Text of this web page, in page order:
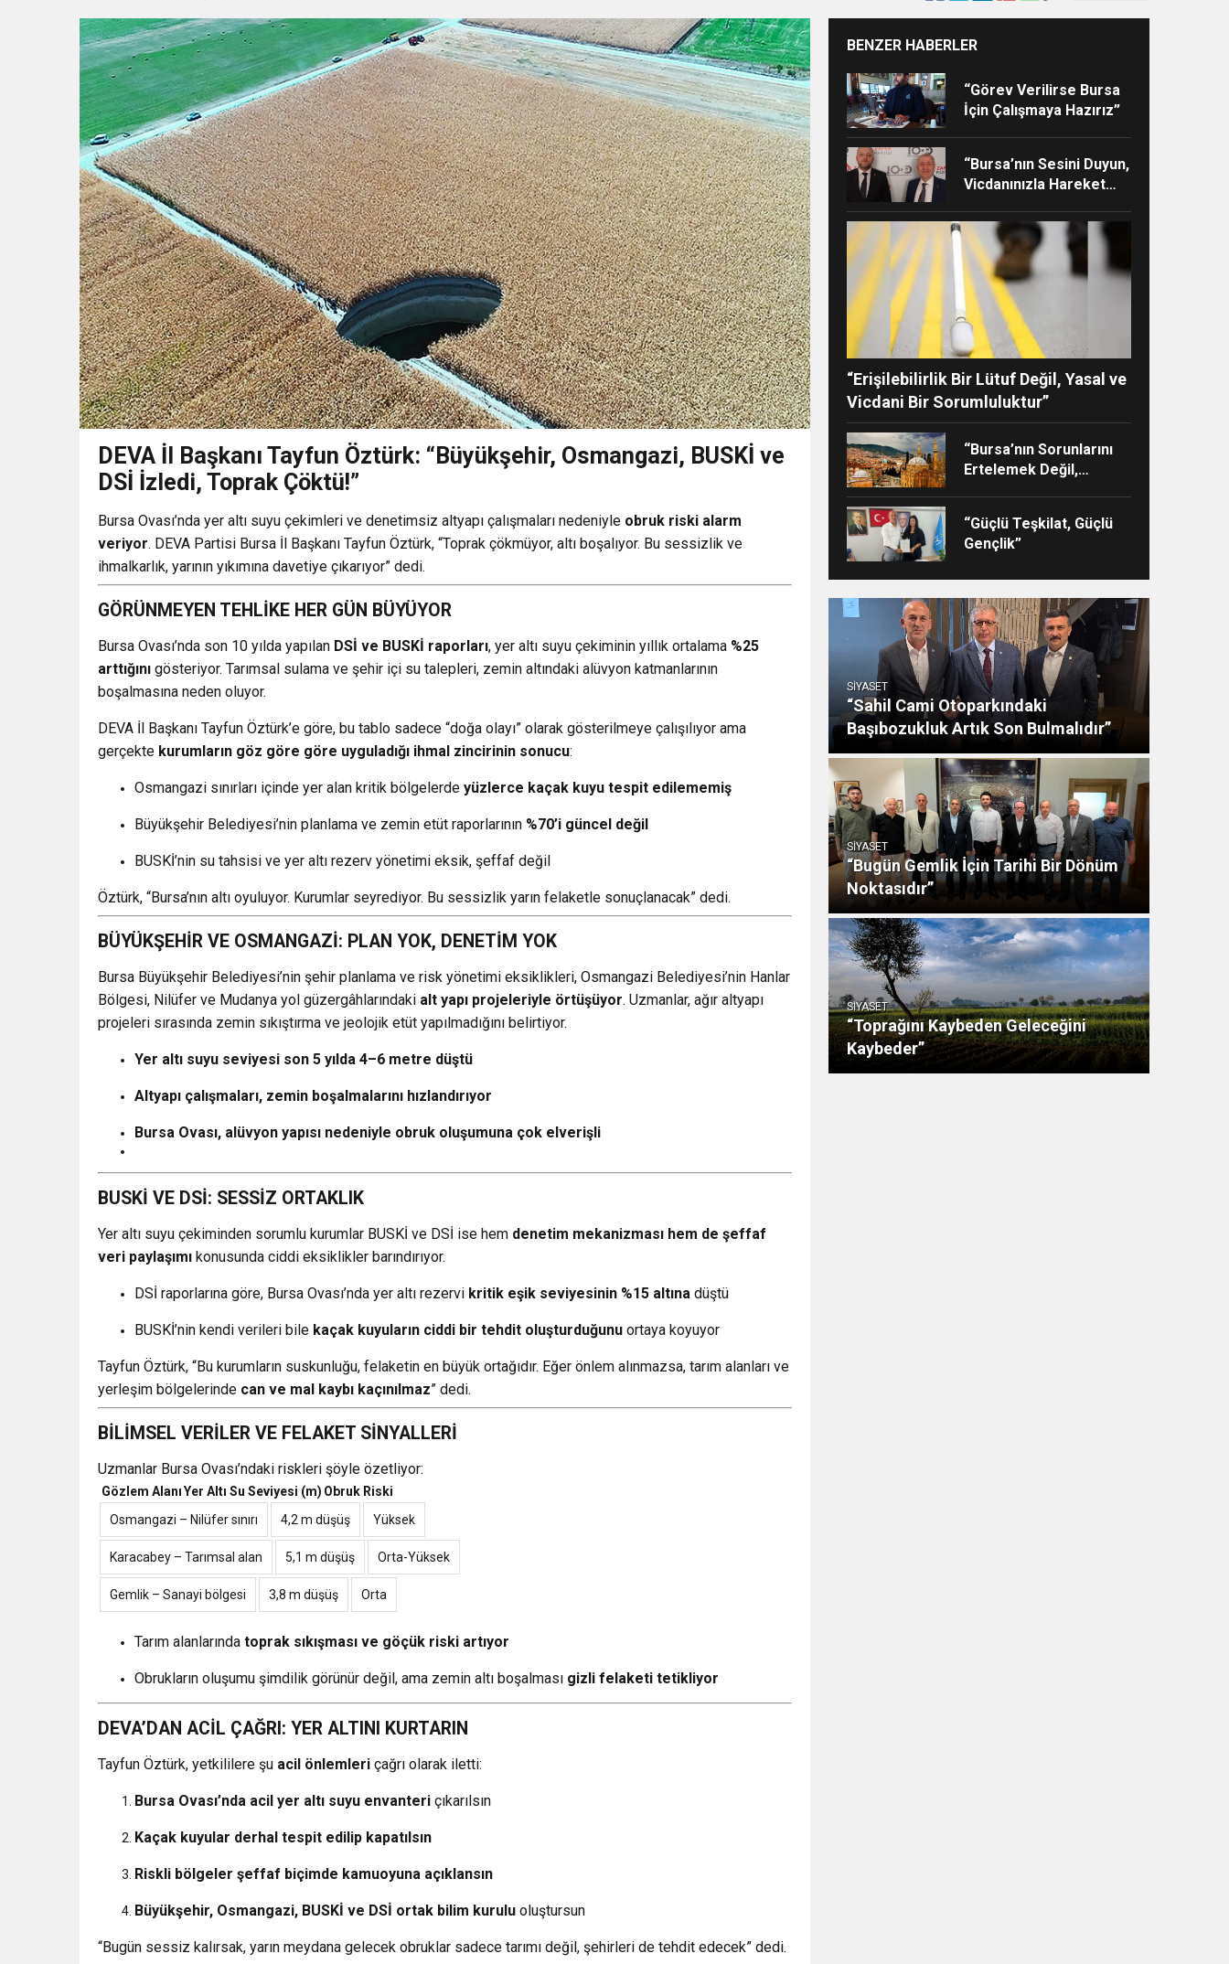
15:56 BAŞKAN VEKİLİ BİBA: “ŞEHİR HASTANESİ OTOPARKI BU AY HİZMETE AÇILACAK”
15:22 Başkan Şadi Özdemir, Esentepeliler’i dinledi
15:18 İzmir Büyükşehir Belediyesi’nden Zübeyde Hanım Stadı açıklaması: Süreç emin adımlarla ilerliyor
15:13 Osmangazi’de Kaldırımlar İşgalden Temizlendi
0:37 SATRANÇTA BURSA BÜYÜKŞEHİR FARKI
16:33 İLKLERİN FESTİVALİNDE ÇOCUKLAR DA ŞEN ŞAKRAK
DEVA İl Başkanı Tayfun Öztürk: “Büyükşehir, Osmangazi, BUSKİ ve
DSİ İzledi, Toprak Çöktü!”
Bursa Ovası’nda yer altı suyu çekimleri ve denetimsiz altyapı çalışmaları nedeniyle obruk riski alarm
veriyor. DEVA Partisi Bursa İl Başkanı Tayfun Öztürk, “Toprak çökmüyor, altı boşalıyor. Bu sessizlik ve
ihmalkarlık, yarının yıkımına davetiye çıkarıyor” dedi.
GÖRÜNMEYEN TEHLİKE HER GÜN BÜYÜYOR
Bursa Ovası’nda son 10 yılda yapılan DSİ ve BUSKİ raporları, yer altı suyu çekiminin yıllık ortalama %25
arttığını gösteriyor. Tarımsal sulama ve şehir içi su talepleri, zemin altındaki alüvyon katmanlarının
boşalmasına neden oluyor.
DEVA İl Başkanı Tayfun Öztürk’e göre, bu tablo sadece “doğa olayı” olarak gösterilmeye çalışılıyor ama
gerçekte kurumların göz göre göre uyguladığı ihmal zincirinin sonucu:
Osmangazi sınırları içinde yer alan kritik bölgelerde yüzlerce kaçak kuyu tespit edilememiş
Büyükşehir Belediyesi’nin planlama ve zemin etüt raporlarının %70’i güncel değil
BUSKİ’nin su tahsisi ve yer altı rezerv yönetimi eksik, şeffaf değil
Öztürk, “Bursa’nın altı oyuluyor. Kurumlar seyrediyor. Bu sessizlik yarın felaketle sonuçlanacak” dedi.
BÜYÜKŞEHİR VE OSMANGAZİ: PLAN YOK, DENETİM YOK
Bursa Büyükşehir Belediyesi’nin şehir planlama ve risk yönetimi eksiklikleri, Osmangazi Belediyesi’nin Hanlar
Bölgesi, Nilüfer ve Mudanya yol güzergâhlarındaki alt yapı projeleriyle örtüşüyor. Uzmanlar, ağır altyapı
projeleri sırasında zemin sıkıştırma ve jeolojik etüt yapılmadığını belirtiyor.
Yer altı suyu seviyesi son 5 yılda 4–6 metre düştü
Altyapı çalışmaları, zemin boşalmalarını hızlandırıyor
Bursa Ovası, alüvyon yapısı nedeniyle obruk oluşumuna çok elverişli
BUSKİ VE DSİ: SESSİZ ORTAKLIK
Yer altı suyu çekiminden sorumlu kurumlar BUSKİ ve DSİ ise hem denetim mekanizması hem de şeffaf
veri paylaşımı konusunda ciddi eksiklikler barındırıyor.
DSİ raporlarına göre, Bursa Ovası’nda yer altı rezervi kritik eşik seviyesinin %15 altına düştü
BUSKİ’nin kendi verileri bile kaçak kuyuların ciddi bir tehdit oluşturduğunu ortaya koyuyor
Tayfun Öztürk, “Bu kurumların suskunluğu, felaketin en büyük ortağıdır. Eğer önlem alınmazsa, tarım alanları ve
yerleşim bölgelerinde can ve mal kaybı kaçınılmaz” dedi.
BİLİMSEL VERİLER VE FELAKET SİNYALLERİ
Uzmanlar Bursa Ovası’ndaki riskleri şöyle özetliyor:
Gözlem AlanıYer Altı Su Seviyesi (m) Obruk Riski
Osmangazi – Nilüfer sınırı
4,2 m düşüş Yüksek
Karacabey – Tarımsal alan 5,1 m düşüş Orta-Yüksek
Gemlik – Sanayi bölgesi 3,8 m düşüş Orta
Tarım alanlarında toprak sıkışması ve göçük riski artıyor
Obrukların oluşumu şimdilik görünür değil, ama zemin altı boşalması gizli felaketi tetikliyor
DEVA’DAN ACİL ÇAĞRI: YER ALTINI KURTARIN
Tayfun Öztürk, yetkililere şu acil önlemleri çağrı olarak iletti:
Bursa Ovası’nda acil yer altı suyu envanteri çıkarılsın
Kaçak kuyular derhal tespit edilip kapatılsın
Riskli bölgeler şeffaf biçimde kamuoyuna açıklansın
Büyükşehir, Osmangazi, BUSKİ ve DSİ ortak bilim kurulu oluştursun
“Bugün sessiz kalırsak, yarın meydana gelecek obruklar sadece tarımı değil, şehirleri de tehdit edecek” dedi.
BENZER HABERLER
“Görev Verilirse Bursa
İçin Çalışmaya Hazırız”
“Bursa’nın Sesini Duyun,
Vicdanınızla Hareket
“Erişilebilirlik Bir Lütuf Değil, Yasal ve
Vicdani Bir Sorumluluktur”
“Bursa’nın Sorunlarını
Ertelemek Değil,
“Güçlü Teşkilat, Güçlü
Gençlik”
SİYASET
“Sahil Cami Otoparkındaki
Başıbozukluk Artık Son Bulmalıdır”
SİYASET
“Bugün Gemlik İçin Tarihi Bir Dönüm
Noktasıdır”
SİYASET
“Toprağını Kaybeden Geleceğini
Kaybeder”